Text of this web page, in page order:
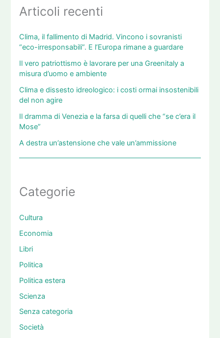
Articoli recenti
Clima, il fallimento di Madrid. Vincono i sovranisti
“eco-irresponsabili”. E l’Europa rimane a guardare
Il vero patriottismo è lavorare per una Greenitaly a
misura d’uomo e ambiente
Clima e dissesto idreologico: i costi ormai insostenibili
del non agire
Il dramma di Venezia e la farsa di quelli che “se c’era il
Mose”
A destra un’astensione che vale un’ammissione
Categorie
Cultura
Economia
Libri
Politica
Politica estera
Scienza
Senza categoria
Società